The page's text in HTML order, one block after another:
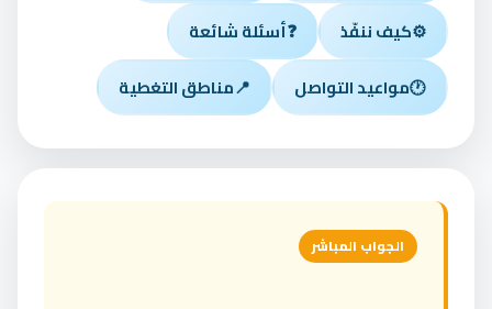
⚙️كيف ننفّذ ❓أسئلة شائعة
🕐مواعيد التواصل 📍مناطق التغطية
الجواب المباشر